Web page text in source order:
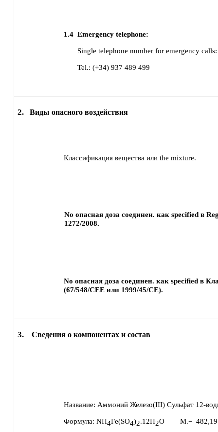
1.4 Emergency telephone:
Single telephone number for emergency
Tel.: (+34) 937 489 499
2. Виды опасного воздействия
Классификация вещества или the mixture.
No опасная доза соединен. как specified в
1272/2008.
No опасная доза соединен. как specified в
(67/548/CEE или 1999/45/CE).
3. Сведения о компонентах и состав
Название: Аммоний Железо(III) Сульфат 12-
Формула: NH4Fe(SO4)2.12H2O M.= 482,19